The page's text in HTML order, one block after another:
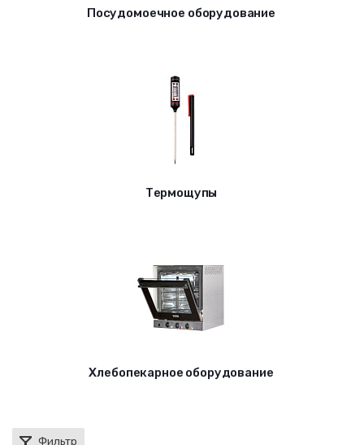
Посудомоечное оборудование
Термощупы
Хлебопекарное оборудование
Фильтр